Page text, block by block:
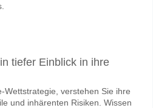
tiefer Einblick in ihre
Wettstrategie, verstehen Sie ihre
und inhärenten Risiken. Wissen